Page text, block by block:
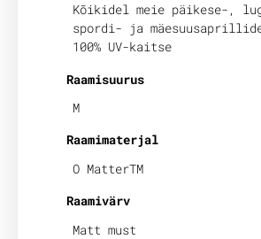
Kõikidel meie päikese-,
spordi- ja
100% UV-kaitse
Raamisuurus
M
Raamimaterjal
O MatterTM
Raamivärv
Matt must